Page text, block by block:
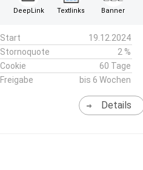
DeepLink Textlinks Banner
Start
19.12.2024
Stornoquote
2 %
Cookie
60 Tage
Freigabe
bis 6 Wochen
Details